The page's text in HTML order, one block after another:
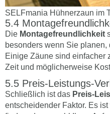
SELFmania Hühnerzaun im
Die Montagefreundlichkeit
besonders wenn Sie
Einige Zäune sind einfacher
Zeit und möglicherweise
Preis-Leistungs-
Schließlich ist das Preis-
entscheidender Faktor. Es